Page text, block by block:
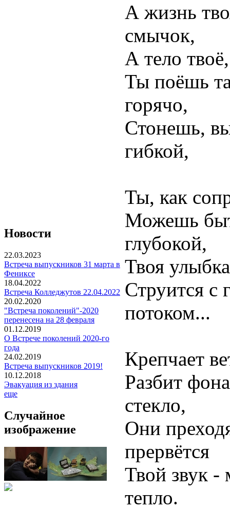
Новости
22.03.2023
Встреча выпускников 31 марта в
Фениксе
18.04.2022
Встреча Колледжутов 22.04.2022
20.02.2020
"Встреча поколений"-2020
перенесена на 28 февраля
01.12.2019
О Встрече поколений 2020-го
года
24.02.2019
Встреча выпускников 2019!
10.12.2018
Эвакуация из здания
еще
Случайное
изображение
А жизнь
смычок,
А тело
Ты поёшь
горячо,
Стонешь,
гибкой,
Ты, как
Можешь
глубокой,
Твоя
Струится с
потоком...
Крепчает
Разбит
стекло,
Они
прервётся
Твой звук -
тепло.